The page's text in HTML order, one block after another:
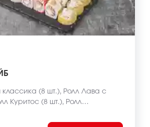
(8 шт.), Ролл Лава с
Куритос (8 шт.), Ролл
цезарь ролл (8 шт.), Ролл Оливье